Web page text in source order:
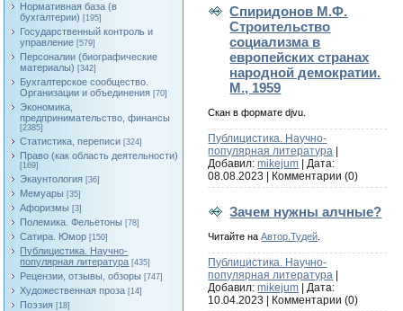
Нормативная база (в
бухгалтерии) [195]
Государственный контроль и
управление [579]
Персоналии (биографические
материалы) [342]
Бухгалтерское сообщество.
Организации и объединения [70]
Экономика,
предпринимательство, финансы
[2385]
Статистика, переписи [324]
Право (как область деятельности)
[169]
Экаунтология [36]
Мемуары [35]
Афоризмы [3]
Полемика. Фельетоны [78]
Сатира. Юмор [150]
Публицистика. Научно-
популярная литература [435]
Рецензии, отзывы, обзоры [747]
Художественная проза [14]
Поэзия [18]
Спиридонов М.Ф.
Строительство
социализма в
европейских странах
народной демократии.
М., 1959
Скан в формате djvu.
Публицистика. Научно-
популярная литература
Добавил:mikejum | Дата:
08.08.2023
Комментарии (0)
Зачем нужны алчные?
Читайте наАвтор.Тудей
Публицистика. Научно-
популярная литература
Добавил:mikejum | Дата:
10.04.2023
Комментарии (0)